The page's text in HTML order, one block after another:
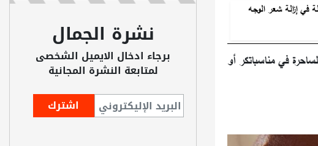
في إزالة شعر الوجه
في مناسباتكر أو
نشرة الجمال
برجاء ادخال الايميل الشخصى
لمتابعة النشرة المجانية